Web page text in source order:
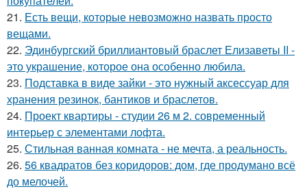
21. Есть вещи, которые невозможно назвать просто
вещами.
22. Эдинбургский бриллиантовый браслет Елизаветы II -
это украшение, которое она особенно любила.
23. Подставка в виде зайки - это нужный аксессуар для
хранения резинок, бантиков и браслетов.
24. Проект квартиры - студии 26 м 2. современный
интерьер с элементами лофта.
25. Стильная ванная комната - не мечта, а реальность.
26. 56 квадратов без коридоров: дом, где продумано всё
до мелочей.